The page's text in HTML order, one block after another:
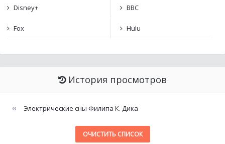
Disney+ BBC
Fox Hulu
История просмотров
Электрические сны Филипа К. Дика
ОЧИСТИТЬ СПИСОК